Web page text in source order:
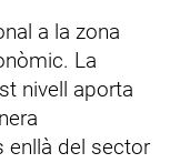
a la zona
La
nivell aporta
enllà del sector